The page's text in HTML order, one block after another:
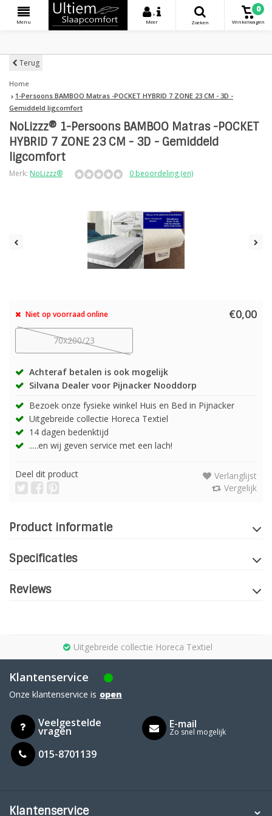
Menu
+
Meer
Zoeken
0
Winkelwagen
Terug
Home
1-Persoons BAMBOO Matras -POCKET HYBRID 7 ZONE 23 CM - 3D -
Gemiddeld ligcomfort
NoLizzz® 1-Persoons BAMBOO Matras -POCKET
HYBRID 7 ZONE 23 CM - 3D - Gemiddeld
ligcomfort
Merk: NoLizzz® 0 beoordeling (en)
Niet op voorraad online €0,00
70x200/23
Achteraf betalen is ook mogelijk
Silvana Dealer voor Pijnacker Nooddorp
Bezoek onze fysieke winkel Huis en Bed in Pijnacker
Uitgebreide collectie Horeca Textiel
14 dagen bedenktijd
.....en wij geven service met een lach!
Deel dit product
Verlanglijst
Vergelijk
Product informatie
Specificaties
Reviews
Uitgebreide collectie Horeca Textiel
Klantenservice
Onze klantenservice is open
Veelgestelde
vragen
015-8701139
E-mail
Zo snel mogelijk
Klantenservice